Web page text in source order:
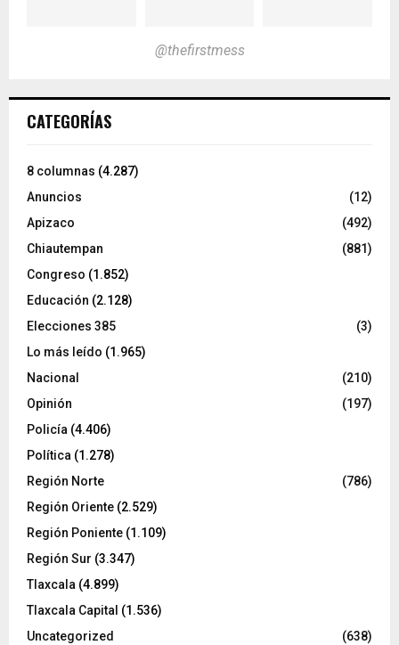
@thefirstmess
CATEGORÍAS
8 columnas (4.287)
Anuncios
(12)
Apizaco
(492)
Chiautempan
(881)
Congreso (1.852)
Educación (2.128)
Elecciones 385
(3)
Lo más leído (1.965)
Nacional
(210)
Opinión
(197)
Policía (4.406)
Política (1.278)
Región Norte
(786)
Región Oriente (2.529)
Región Poniente (1.109)
Región Sur (3.347)
Tlaxcala (4.899)
Tlaxcala Capital (1.536)
Uncategorized
(638)